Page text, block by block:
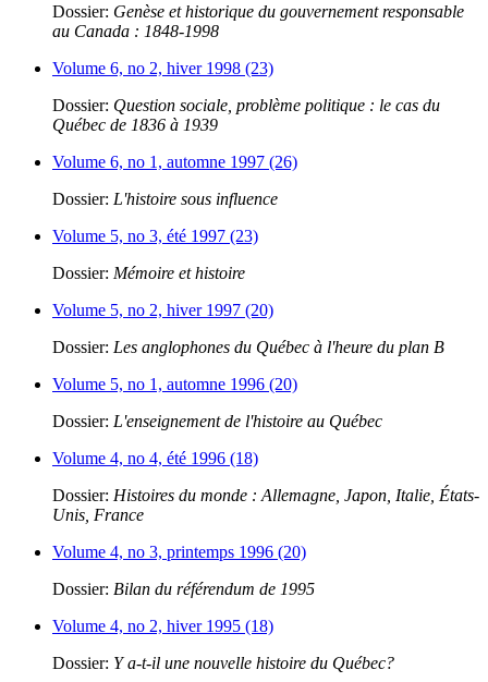
Dossier: Genèse et historique du gouvernement responsable
au Canada : 1848-1998
Volume 6, no 2, hiver 1998 (23)
Dossier: Question sociale, problème politique : le cas du
Québec de 1836 à 1939
Volume 6, no 1, automne 1997 (26)
Dossier: L'histoire sous influence
Volume 5, no 3, été 1997 (23)
Dossier: Mémoire et histoire
Volume 5, no 2, hiver 1997 (20)
Dossier: Les anglophones du Québec à l'heure du plan B
Volume 5, no 1, automne 1996 (20)
Dossier: L'enseignement de l'histoire au Québec
Volume 4, no 4, été 1996 (18)
Dossier: Histoires du monde : Allemagne, Japon, Italie, États-
Unis, France
Volume 4, no 3, printemps 1996 (20)
Dossier: Bilan du référendum de 1995
Volume 4, no 2, hiver 1995 (18)
Dossier: Y a-t-il une nouvelle histoire du Québec?